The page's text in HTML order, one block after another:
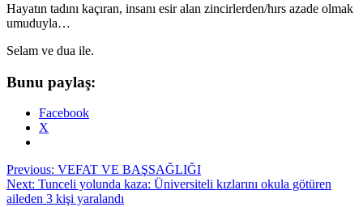
Hayatın tadını kaçıran, insanı esir alan zincirlerden/hırs azade olmak
umuduyla…
Selam ve dua ile.
Bunu paylaş:
Facebook
X
Post
navigation
Previous: VEFAT VE BAŞSAĞLIĞI
Next: Tunceli yolunda kaza: Üniversiteli kızlarını okula götüren
aileden 3 kişi yaralandı